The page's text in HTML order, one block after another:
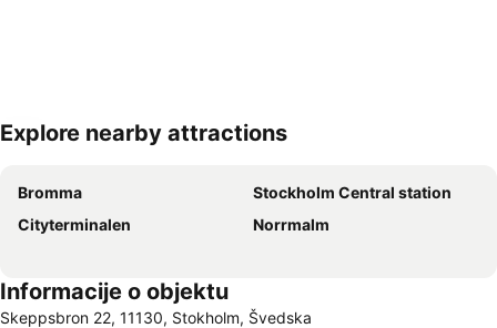
Explore nearby attractions
Bromma
Stockholm Central station
Cityterminalen
Norrmalm
Informacije o objektu
Skeppsbron 22, 11130, Stokholm, Švedska